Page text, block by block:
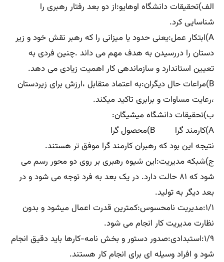
الف)تحقیقات دانشگاه اوهایو:از دو بعد رفتار رهبری را
شناسایی کرد.
A)ابتکار عمل:یعنی حدود یا میزانی را که رهبر نقش خود و زیر
دستان را دررسیدن به هدف مهم می داند .چنین فردی به
تعیین استاندارد و سازماندهی کار اهمیت زیادی می دهد.
B)مراعات حال دیگران:به اعتماد متقابل ،ارزش برای زیردستان
،رعایت مساوات و برابری تاکید میکند.
ب)تحقیقات دانشگاه میشیگان:
A)کارمند گرا B)محصول گرا
نتیجه این بود که رهبران کارمند گرا موفق تر هستند.
ج)شبکه مدیریت:این شیوه رهبری بر روی دو محور رسم می
شود که ۸۱ حالت دارد. در یک بعد به فرد توجه می شود و در
بعد دیگر به تولید.
۱/۱:مدیریت نامحسوس:کمترین قدرت اعمال میشود و بدون
نظارت مدیریت کار انجام می شود.
۱/۹:استبدادی:صدور دستور و بخش نامه-کارها باید دقیق انجام
شود و افراد وسیله ای برای انجام کار هستند.